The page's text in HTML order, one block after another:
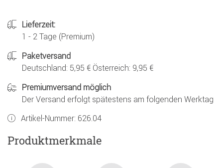
Lieferzeit:
1 - 2 Tage (Premium)
Paketversand
Deutschland: 5,95 € Österreich: 9,95 €
Premiumversand möglich
Der Versand erfolgt spätestens am folgenden Werktag
Artikel-Nummer: 626.04
Produktmerkmale